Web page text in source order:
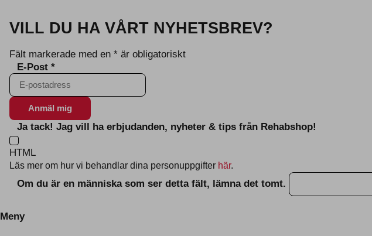
VILL DU HA VÅRT NYHETSBREV?
Fält markerade med en * är obligatoriskt
E-Post *
Ja tack! Jag vill ha erbjudanden, nyheter & tips från Rehabshop!
HTML
Läs mer om hur vi behandlar dina personuppgifter här.
Om du är en människa som ser detta fält, lämna det tomt.
Meny